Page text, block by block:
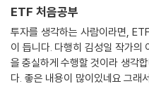
에게 훌륭한 가이드가 되어줄 것이
ETF 처음공부
투자를 생각하는 사람이라면,
이 듭니다. 다행히 김성일 작가의
을 충실하게 수행할 것이라 생각
다. 좋은 내용이 많이있네요 그래